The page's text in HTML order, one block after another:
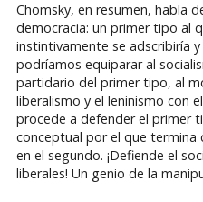
Chomsky, en resumen, habla
democracia: un primer tipo al
instintivamente se adscribiría
podríamos equiparar al
partidario del primer tipo, al
liberalismo y el leninismo con
procede a defender el primer
conceptual por el que
en el segundo. ¡Defiende el
liberales! Un genio de la